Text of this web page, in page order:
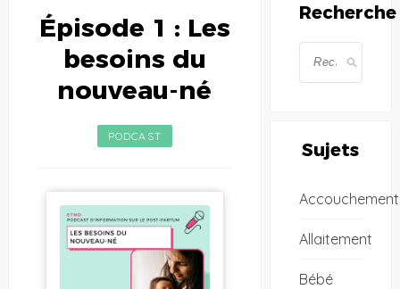
Épisode 1 : Les
besoins du
nouveau-né
PODCAST
Recherche
Sujets
Accouchement
Allaitement
Bébé